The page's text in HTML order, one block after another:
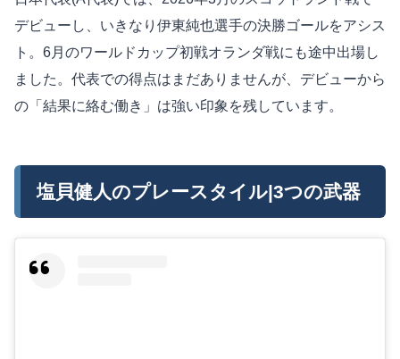
デビューし、いきなり伊東純也選手の決勝ゴールをアシス
ト。6月のワールドカップ初戦オランダ戦にも途中出場し
ました。代表での得点はまだありませんが、デビューから
の「結果に絡む働き」は強い印象を残しています。
塩貝健人のプレースタイル|3つの武器